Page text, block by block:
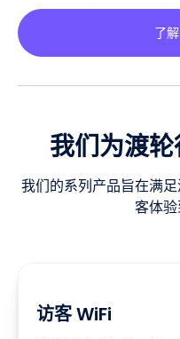
了
我们为渡
我们的系列产品旨在满
客体验
访客 WiFi